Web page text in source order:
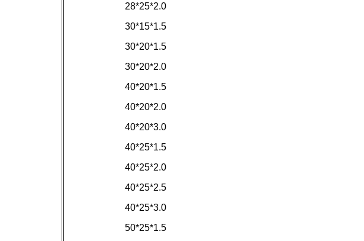
28*25*2.0
30*15*1.5
30*20*1.5
30*20*2.0
40*20*1.5
40*20*2.0
40*20*3.0
40*25*1.5
40*25*2.0
40*25*2.5
40*25*3.0
50*25*1.5